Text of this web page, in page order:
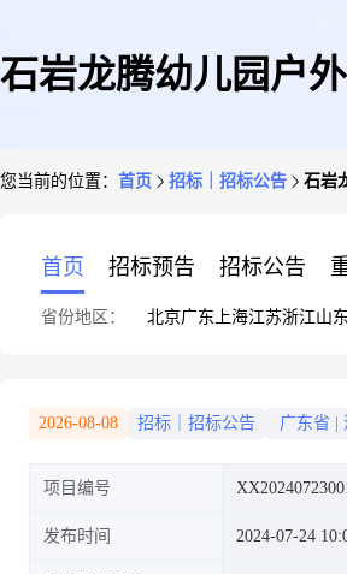
石岩龙腾幼儿园户
您当前的位置： 首页 招标｜招标公告 石岩
首页 招标预告 招标公告
省份地区： 北京广东 上海江苏浙江山东
2026-08-08 招标｜招标公告 广东省
项目编号
发布时间 2024-07-24